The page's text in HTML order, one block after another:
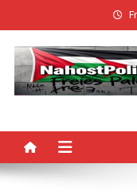
to
content